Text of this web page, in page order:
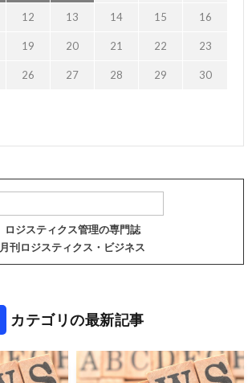
12 13 14 15 16
19 20 21 22 23
26 27 28 29 30
ロジスティクス管理の専門誌
月刊ロジスティクス・ビジネス
カテゴリの最新記事